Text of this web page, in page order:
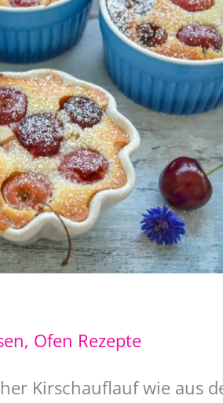
, Ofen Rezepte
Kirschauflauf wie aus